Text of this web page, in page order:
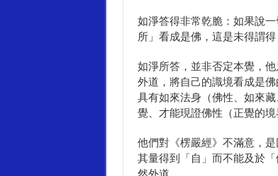
如淨答得非常乾脆：如果說
所」看成是佛，這是未得謂得
如淨所答，並非否定本覺，
外道，將自己的識境看成是
具有如來法身（佛性、如來
覺、才能現證佛性（正覺的境
他們對《楞嚴經》不滿意，
其量得到「自」而不能及於